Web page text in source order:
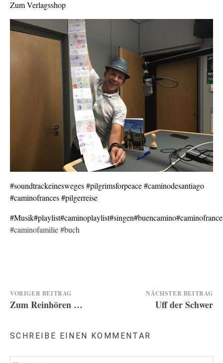
Zum Verlagsshop
#soundtrackeinesweges#pilgrimsforpeace#caminodesantiago
#caminofrances#pilgerreise
#Musik#playlist#caminoplaylist#singen#buencamino
#caminofamilie #buch
Beitragsnavigation
VORIGER BEITRAG
Zum Reinhören …
NÄCHSTER BEITRAG
Uff der Schwer
SCHREIBE EINEN KOMMENTAR